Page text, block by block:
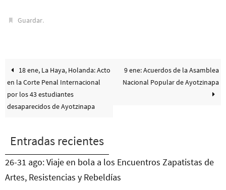
Guardar.
18 ene, La Haya, Holanda: Acto
en la Corte Penal Internacional
por los 43 estudiantes
desaparecidos de Ayotzinapa
9 ene: Acuerdos de la Asamblea
Nacional Popular de Ayotzinapa
Entradas recientes
26-31 ago: Viaje en bola a los Encuentros Zapatistas de
Artes, Resistencias y Rebeldías